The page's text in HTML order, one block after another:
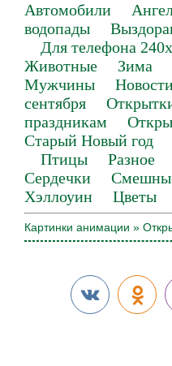
Автомобили
водопады
Для телефона
Животные
Зима
Мужчины
сентября
праздникам
Старый Новый год
Птицы
Разное
Сердечки
Хэллоуин
Цветы
Картинки анимации »